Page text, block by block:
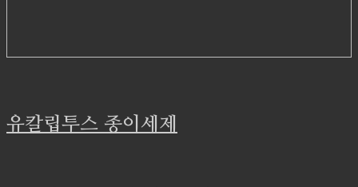
유칼립투스 종이세제